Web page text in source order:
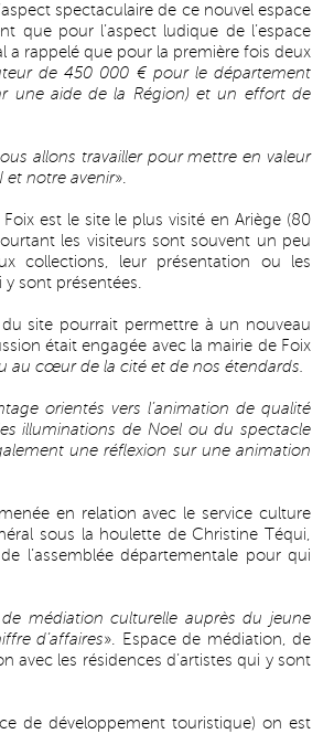
spectaculaire de ce nouvel espace
que pour l’aspect ludique de l’espace
a rappelé que pour la première fois deux
de 450 000 € pour le département
une aide de la Région) et un effort de
allons travailler pour mettre en valeur
et notre avenir».
Foix est le site le plus visité en Ariège (80
les visiteurs sont souvent un peu
collections, leur présentation ou les
sont présentées.
site pourrait permettre à un nouveau
était engagée avec la mairie de Foix
au cœur de la cité et de nos étendards.
orientés vers l’animation de qualité
illuminations de Noel ou du spectacle
une réflexion sur une animation
en relation avec le service culture
sous la houlette de Christine Téqui,
l’assemblée départementale pour qui
médiation culturelle auprès du jeune
d’affaires». Espace de médiation, de
avec les résidences d’artistes qui y sont
de développement touristique) on est